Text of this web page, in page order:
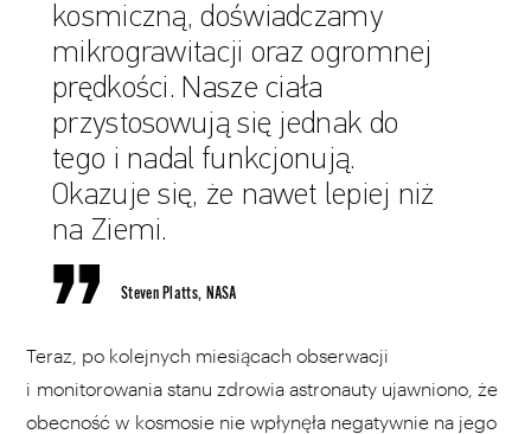
kosmiczną, doświadczamy
mikrograwitacji oraz ogromnej
prędkości. Nasze ciała
przystosowują się jednak do
tego i nadal funkcjonują.
Okazuje się, że nawet lepiej niż
na Ziemi.
Steven Platts, NASA
Teraz, po kolejnych miesiącach obserwacji
i monitorowania stanu zdrowia astronauty ujawniono, że
obecność w kosmosie nie wpłynęła negatywnie na jego